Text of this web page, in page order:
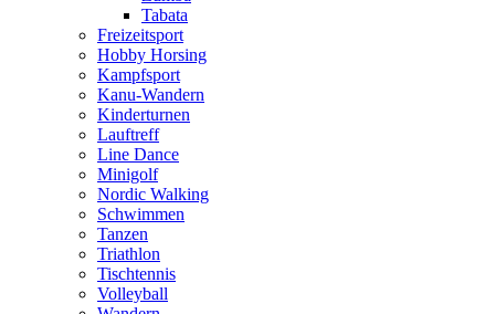
Tabata
Freizeitsport
Hobby Horsing
Kampfsport
Kanu-Wandern
Kinderturnen
Lauftreff
Line Dance
Minigolf
Nordic Walking
Schwimmen
Tanzen
Triathlon
Tischtennis
Volleyball